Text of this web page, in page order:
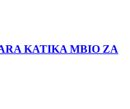
KATIKA MBIO ZA